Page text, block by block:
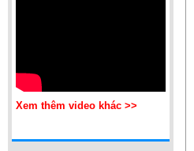
TECMADRY
Xem thêm video khác >>